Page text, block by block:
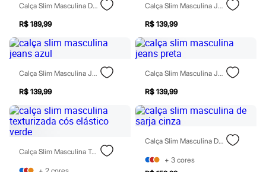
Calçados
Regatas
Moda íntima
Cuecas
Meias
Pijamas
Moda praia
Plus size
Blusas e Camisetas
Calças
Camisas
Casacos e Jaquetas
Jeans
Moda esportiva
Shorts e Bermudas
Calça Slim Masculina De Sarja Resinada Preta
R$ 189,99
Calça Slim Masculina Jeans Azul
R$ 139,99
Calça Slim Masculina Jeans Azul
R$ 139,99
Calça Slim Masculina Jeans Preta
R$ 139,99
Calça Slim Masculina Texturizada Cós Elástico Verde
Calça Slim Masculina De Sarja Cinza
+ 3 cores